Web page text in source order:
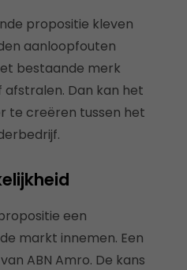
propositie kleven
aanloopfouten
bestaande merk
Dan kan het
te creëren tussen het
een
markt innemen. Een
ABN Amro. De kans